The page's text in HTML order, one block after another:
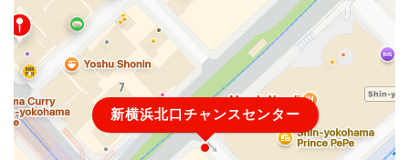
新横浜北口チャンスセンター